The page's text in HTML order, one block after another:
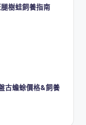
樹蛙飼養指南
古蟾蜍價格&飼養